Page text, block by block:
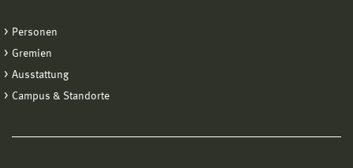
Personen
Gremien
Ausstattung
Campus & Standorte